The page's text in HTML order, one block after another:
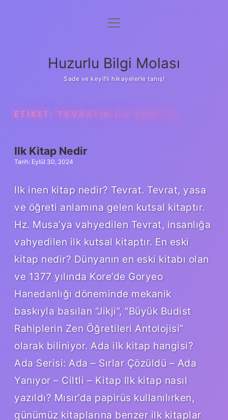
Anasayfa
Yasal Uyarı
menüyü
Huzurlu Bilgi Molası
Sade ve keyifli hikayelerle tanış!
ETIKET: TEVRATIN ILK EMRI NE
Ilk Kitap Nedir
Tarih: Eylül 30, 2024
Ilk inen kitap nedir? Tevrat. Tevrat, yasa
ve öğreti anlamına gelen kutsal kitaptır.
Hz. Musa’ya vahyedilen Tevrat, insanlığa
vahyedilen ilk kutsal kitaptır. En eski
kitap nedir? Dünyanın en eski kitabı olan
ve 1377 yılında Kore’de Goryeo
Hanedanlığı döneminde mekanik
baskıyla basılan “Jikji”, “Büyük Budist
Rahiplerin Zen Öğretileri Antolojisi”
olarak biliniyor. Ada ilk kitap hangisi?
Ada Serisi: Ada – Sırlar Çözüldü – Ada
Yanıyor – Ciltli – Kitap Ilk kitap nasıl
yazıldı? Mısır’da papirüs kullanılırken,
günümüz kitaplarına benzer ilk kitaplar